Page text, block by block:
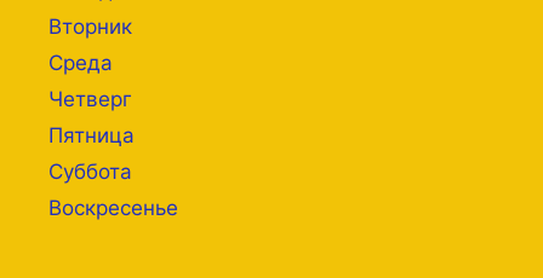
Вторник
Среда
Четверг
Пятница
Суббота
Воскресенье